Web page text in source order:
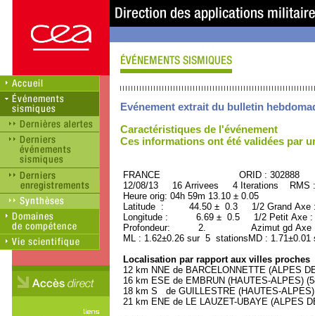
Evénement extrait du bulletin
Caractéristiques de l'événement
Ces informations ont été validées par
FRANCE ORID : 302888
12/08/13 16 Arrivees 4 Iterations RMS
Heure orig: 04h 59m 13.10 ± 0.05
Latitude : 44.50 ± 0.3 1/2 Grand
Longitude : 6.69 ± 0.5 1/2 Petit Axe
Profondeur: 2. Azimut gd Axe :
ML : 1.62±0.26 sur 5 stationsMD :
Localisation par rapport aux villes proches
12 km NNE de BARCELONNETTE (ALPES
16 km ESE de EMBRUN (HAUTES-ALPES)
18 km S de GUILLESTRE (HAUTES-
21 km ENE de LE LAUZET-UBAYE (ALPES